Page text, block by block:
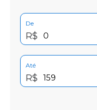
De
R$
Até
R$